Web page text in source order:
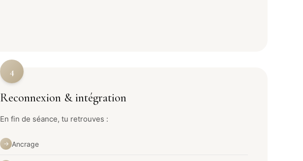
4
Reconnexion & intégration
En fin de séance, tu retrouves :
→ Ancrage